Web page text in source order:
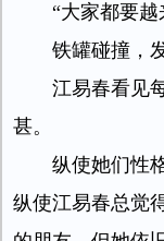
“大家都要越
铁罐碰撞，
江易春看见
甚。
纵使她们性
纵使江易春总觉